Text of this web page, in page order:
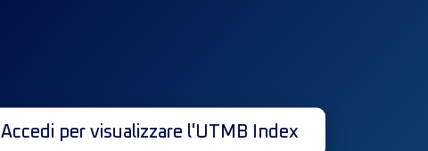
Accedi per visualizzare l'UTMB Index